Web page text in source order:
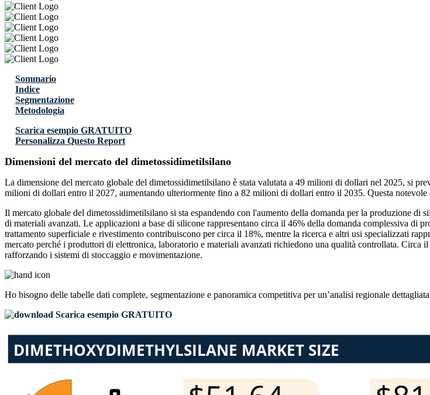
Sommario
Indice
Segmentazione
Metodologia
Scarica esempio GRATUITO
Personalizza Questo Report
Dimensioni del mercato del dimetossidimetilsilano
La dimensione del mercato globale del dimetossidimetilsilano è stata valutata a 49 milioni di dollari nel 2025, si
milioni di dollari entro il 2027, aumentando ulteriormente fino a 82 milioni di dollari entro il 2035. Questa
Il mercato globale del dimetossidimetilsilano si sta espandendo con l'aumento della domanda per la produzione
di materiali avanzati. Le applicazioni a base di silicone rappresentano circa il 46% della domanda complessiva di
trattamento superficiale e rivestimento contribuiscono per circa il 18%, mentre la ricerca e altri usi specializzati
mercato perché i produttori di elettronica, laboratorio e materiali avanzati richiedono una qualità controllata.
rafforzando i sistemi di stoccaggio e movimentazione.
Ho bisogno delle tabelle dati complete, segmentazione e panoramica competitiva per un’analisi regionale
Scarica esempio GRATUITO